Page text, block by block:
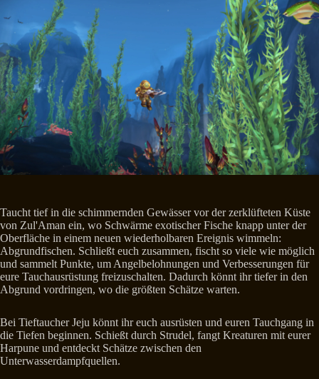
Taucht tief in die schimmernden Gewässer vor der zerklüfteten Küste
von Zul'Aman ein, wo Schwärme exotischer Fische knapp unter der
Oberfläche in einem neuen wiederholbaren Ereignis wimmeln:
Abgrundfischen. Schließt euch zusammen, fischt so viele wie möglich
und sammelt Punkte, um Angelbelohnungen und Verbesserungen für
eure Tauchausrüstung freizuschalten. Dadurch könnt ihr tiefer in den
Abgrund vordringen, wo die größten Schätze warten.
Bei Tieftaucher Jeju könnt ihr euch ausrüsten und euren Tauchgang in
die Tiefen beginnen. Schießt durch Strudel, fangt Kreaturen mit eurer
Harpune und entdeckt Schätze zwischen den
Unterwasserdampfquellen.